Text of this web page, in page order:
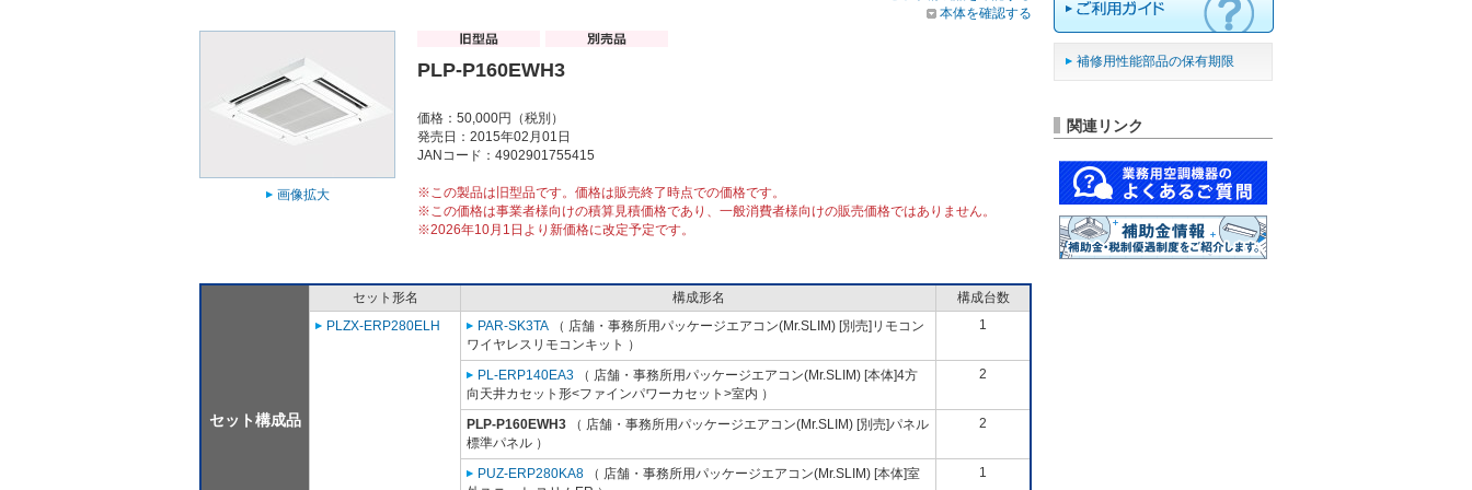
本体を確認する
画像拡大
PLP-P160EWH3
価格：50,000円（税別）
発売日：2015年02月01日
JANコード：4902901755415
※この製品は旧型品です。価格は販売終了時点での価格です。
※この価格は事業者様向けの積算見積価格であり、一般消費者様向けの販売価格ではありません。
※2026年10月1日より新価格に改定予定です。
セット構成品
セット形名 構成形名
構成台数
PLZX-ERP280ELH
PAR-SK3TA （ 店舗・事務所用パッケージエアコン(Mr.SLIM) [別売]リモコン
ワイヤレスリモコンキット ）
1
PL-ERP140EA3 （ 店舗・事務所用パッケージエアコン(Mr.SLIM) [本体]4方
向天井カセット形<ファインパワーカセット>室内 ）
2
PLP-P160EWH3 （ 店舗・事務所用パッケージエアコン(Mr.SLIM) [別売]パネル
標準パネル ）
2
PUZ-ERP280KA8 （ 店舗・事務所用パッケージエアコン(Mr.SLIM) [本体]室
1
補修用性能部品の保有期限
関連リンク